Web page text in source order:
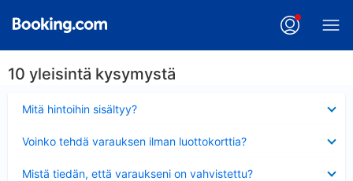
10 yleisintä kysymystä
Mitä hintoihin sisältyy?
Voinko tehdä varauksen ilman luottokorttia?
Mistä tiedän, että varaukseni on vahvistettu?